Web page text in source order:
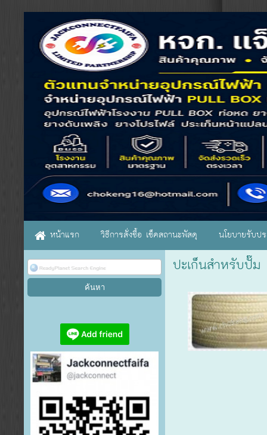
หน้าแรก วิธีการสั่งซื้อ เช็คสถานะพัสดุ นโยบายรับป
ปะเก็นสำหรับปั๊ม